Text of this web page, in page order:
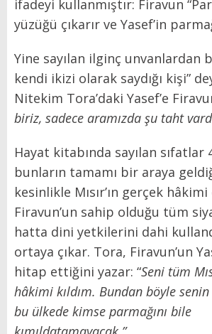
ifadeyi kullanmıştır: Firavun
yüzüğü çıkarır ve Yasef’in
Yine sayılan ilginç unvanlardan
kendi ikizi olarak saydığı kişi”
Nitekim Tora’daki Yasef’e
biriz, sadece aramızda şu taht
Hayat kitabında sayılan
bunların tamamı bir araya
kesinlikle Mısır’ın gerçek
Firavun’un sahip olduğu tüm
hatta dini yetkilerini dahi
ortaya çıkar. Tora, Firavun’un
hitap ettiğini yazar: “Seni tüm
hâkimi kıldım. Bundan böyle
bu ülkede kimse parmağını bile